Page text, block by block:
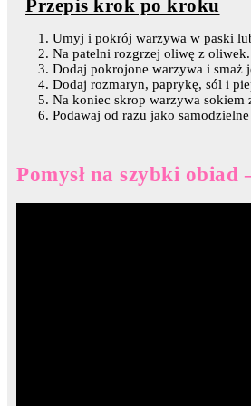
Przepis krok po kroku
Umyj i pokrój warzywa w paski
Na patelni rozgrzej oliwę z
Dodaj pokrojone warzywa i smaż
Dodaj rozmaryn, paprykę, sól i
Na koniec skrop warzywa
Podawaj od razu jako
Pomysł na szybki